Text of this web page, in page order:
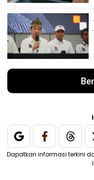
Dapatkan informasi terkini